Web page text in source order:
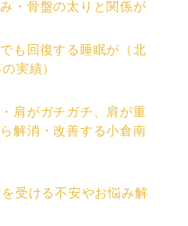
・骨盤の太りと関係が
も回復する睡眠が（北
実績）
肩がガチガチ、肩が重
解消・改善する小倉南
受ける不安やお悩み解